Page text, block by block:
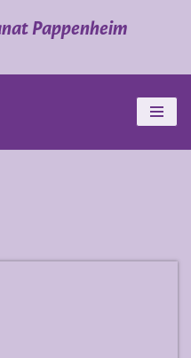
Pappenheim